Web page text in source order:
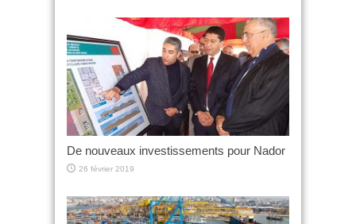
De nouveaux investissements pour Nador
26 février 2019